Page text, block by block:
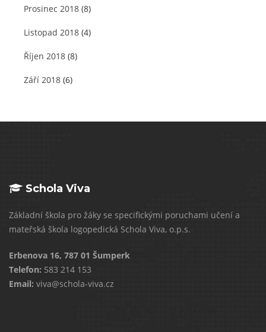
Prosinec 2018 (8)
Listopad 2018 (4)
Říjen 2018 (8)
Září 2018 (6)
Schola Viva
Základní škola pro žáky se specifickými poruchami učení a
mateřská škola logopedická Schola Viva, o.p.s.
Erbenova 16, 787 01 Šumperk
Telefon: 583 214 153
Email: viva@schola-viva.cz